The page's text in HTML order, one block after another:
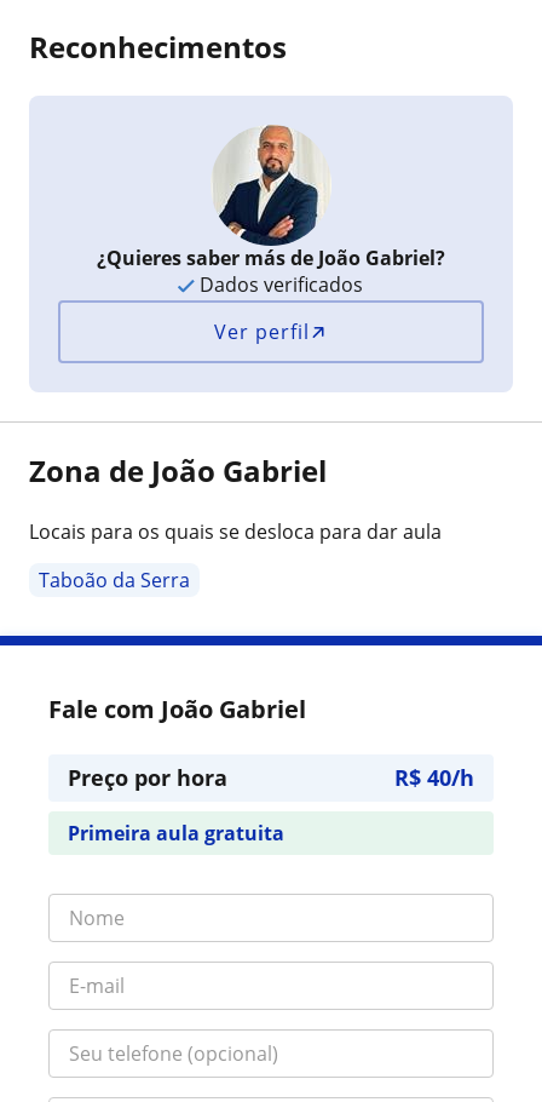
Reconhecimentos
¿Quieres saber más de João Gabriel?
Dados verificados
Ver perfil
Zona de João Gabriel
Locais para os quais se desloca para dar aula
Taboão da Serra
Fale com João Gabriel
Preço por hora R$ 40/h
Primeira aula gratuita